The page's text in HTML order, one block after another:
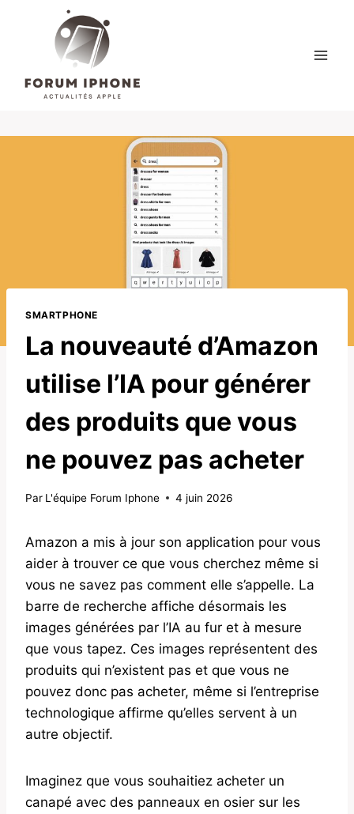
SMARTPHONE
La nouveauté d’Amazon
utilise l’IA pour générer
des produits que vous
ne pouvez pas acheter
Par L'équipe Forum Iphone 4 juin 2026
Amazon a mis à jour son application pour vous
aider à trouver ce que vous cherchez même si
vous ne savez pas comment elle s’appelle. La
barre de recherche affiche désormais les
images générées par l’IA au fur et à mesure
que vous tapez. Ces images représentent des
produits qui n’existent pas et que vous ne
pouvez donc pas acheter, même si l’entreprise
technologique affirme qu’elles servent à un
autre objectif.
Imaginez que vous souhaitiez acheter un
canapé avec des panneaux en osier sur les